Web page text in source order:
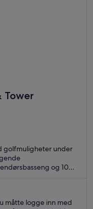
Tower
golfmuligheter under
og 10
Populære
Circus Circus ligger
måtte logge inn med